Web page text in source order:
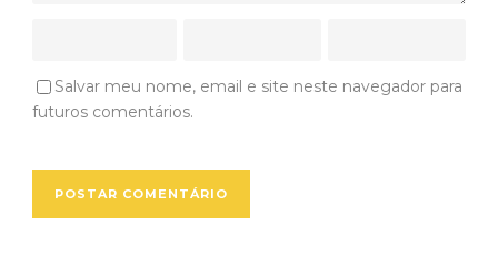
Salvar meu nome, email e site neste navegador para
futuros comentários.